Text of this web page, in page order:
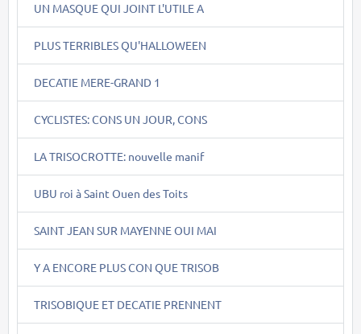
UN MASQUE QUI JOINT L'UTILE A
PLUS TERRIBLES QU'HALLOWEEN
DECATIE MERE-GRAND 1
CYCLISTES: CONS UN JOUR, CONS
LA TRISOCROTTE: nouvelle manif
UBU roi à Saint Ouen des Toits
SAINT JEAN SUR MAYENNE OUI MAI
Y A ENCORE PLUS CON QUE TRISOB
TRISOBIQUE ET DECATIE PRENNENT